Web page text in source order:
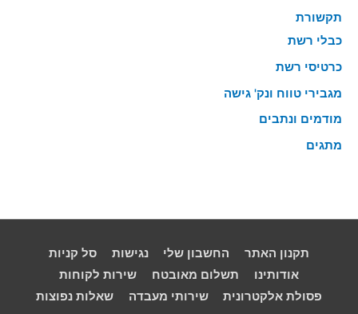
תקשורת
כבלי רשת
כרטיסי רשת
מגבירי טווח ונק' גישה
מודמים ונתבים
מתגים
תקנון האתר החשבון שלי נגישות
סל קניות
אודותינו
תשלום מאובטח
שירות לקוחות
פסולת אלקטרונית
שירותי מעבדה
שאלות נפוצות